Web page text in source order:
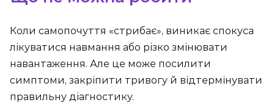
Коли самопочуття «стрибає», виникає спокуса
лікуватися навмання або різко змінювати
навантаження. Але це може посилити
симптоми, закріпити тривогу й відтермінувати
правильну діагностику.